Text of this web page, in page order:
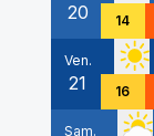
20 14
Ven.
21 16
Sam.